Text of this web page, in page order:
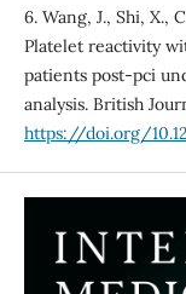
6. Wang, J., Shi, X.,
Platelet reactivity
patients post-pci
analysis. British
https://doi.org/